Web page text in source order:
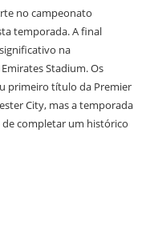
no campeonato
temporada. A final
na
Stadium. Os
primeiro título da Premier
City, mas a temporada
completar um histórico